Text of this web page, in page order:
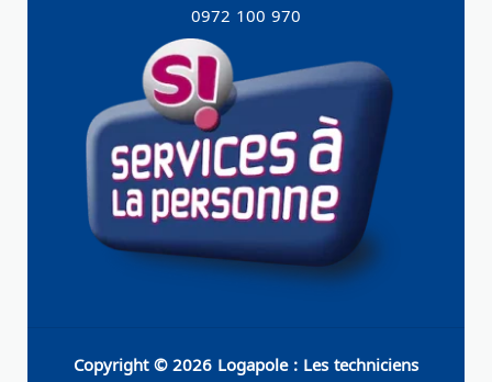
0972 100 970
Copyright © 2026 Logapole : Les techniciens